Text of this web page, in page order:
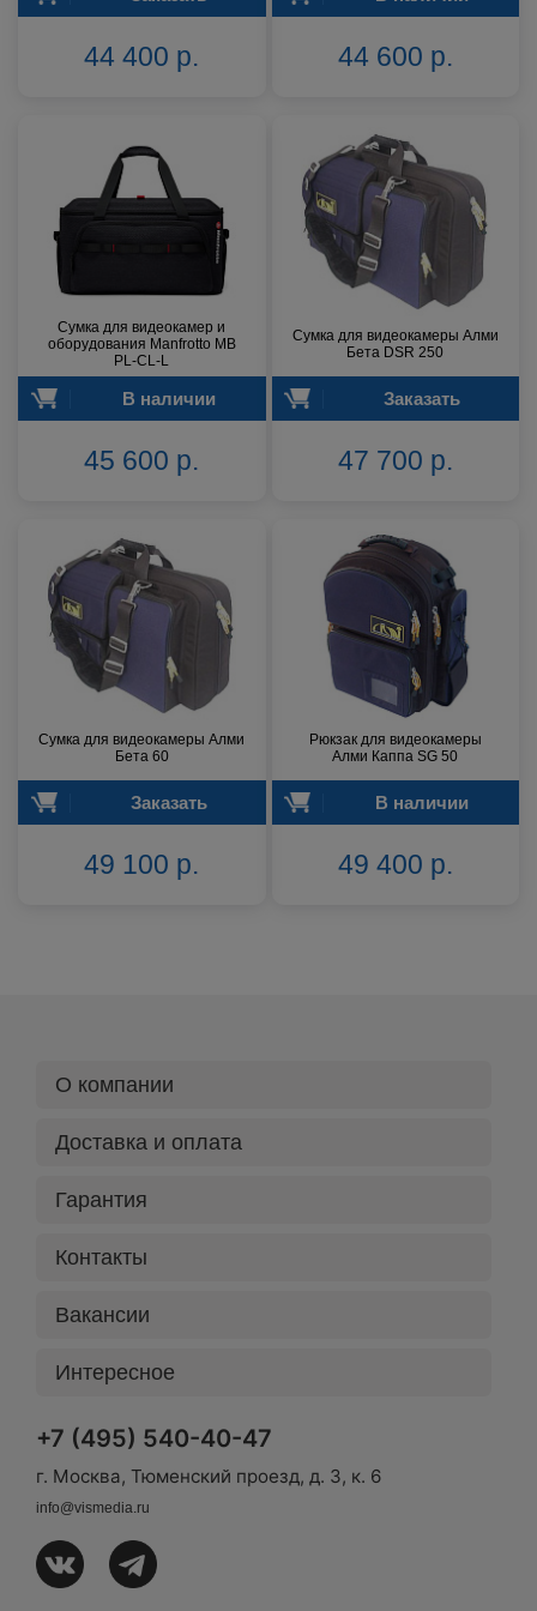
44 400 р. 44 600 р.
Сумка для видеокамер и
оборудования Manfrotto MB
PL-CL-L
В наличии
45 600 р.
Сумка для видеокамеры Алми
Бета DSR 250
Заказать
47 700 р.
Сумка для видеокамеры Алми
Бета 60
Заказать
49 100 р.
Рюкзак для видеокамеры
Алми Каппа SG 50
В наличии
49 400 р.
О компании
Доставка и оплата
Гарантия
Контакты
Вакансии
Интересное
+7 (495) 540-40-47
г. Москва, Тюменский проезд, д. 3, к. 6
info@vismedia.ru